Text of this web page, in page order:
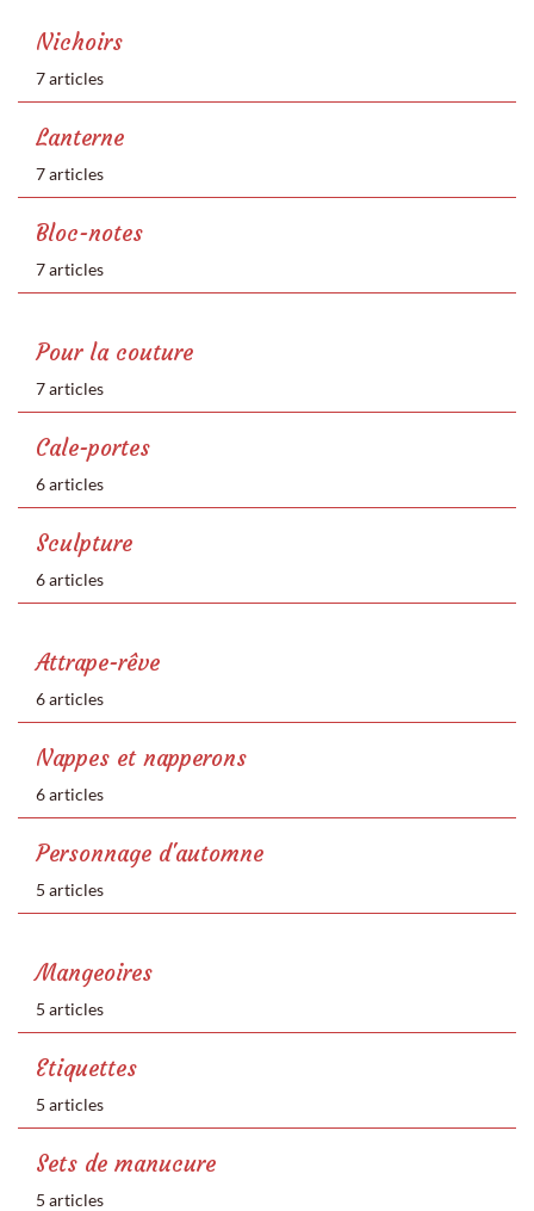
Nichoirs
7 articles
Lanterne
7 articles
Bloc-notes
7 articles
Pour la couture
7 articles
Cale-portes
6 articles
Sculpture
6 articles
Attrape-rêve
6 articles
Nappes et napperons
6 articles
Personnage d'automne
5 articles
Mangeoires
5 articles
Etiquettes
5 articles
Sets de manucure
5 articles